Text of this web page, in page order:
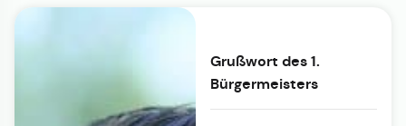
Grußwort des 1.
Bürgermeisters